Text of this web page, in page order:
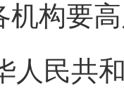
机构要
人民共